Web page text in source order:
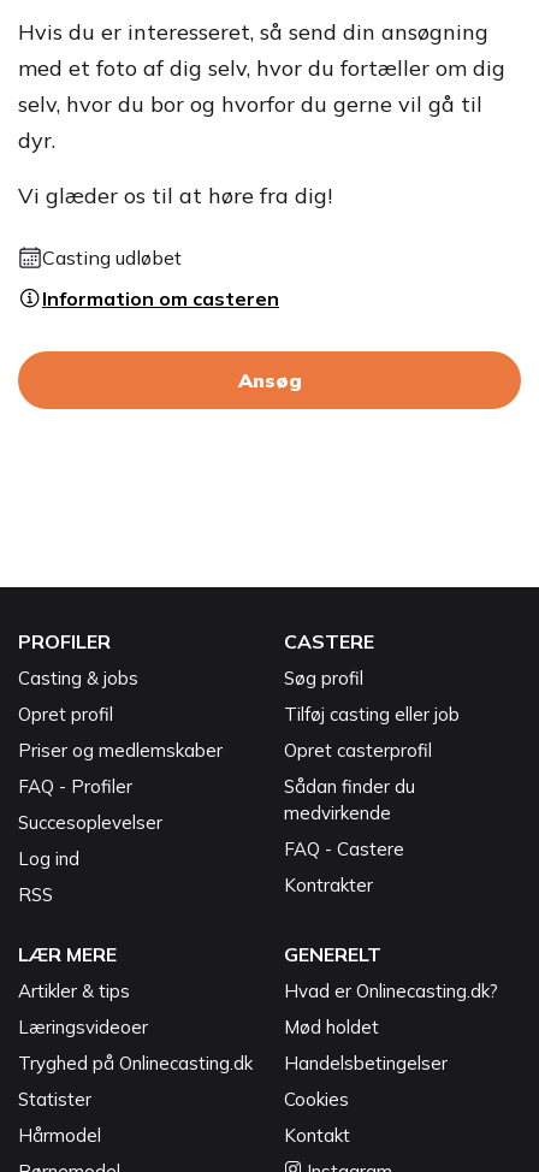
Hvis du er interesseret, så send din ansøgning
med et foto af dig selv, hvor du fortæller om dig
selv, hvor du bor og hvorfor du gerne vil gå til
dyr.
Vi glæder os til at høre fra dig!
Casting udløbet
Information om casteren
Ansøg
PROFILER
Casting & jobs
Opret profil
Priser og medlemskaber
FAQ - Profiler
Succesoplevelser
Log ind
RSS
CASTERE
Søg profil
Tilføj casting eller job
Opret casterprofil
Sådan finder du
medvirkende
FAQ - Castere
Kontrakter
LÆR MERE
Artikler & tips
Læringsvideoer
Tryghed på Onlinecasting.dk
Statister
Hårmodel
GENERELT
Hvad er Onlinecasting.dk?
Mød holdet
Handelsbetingelser
Cookies
Kontakt